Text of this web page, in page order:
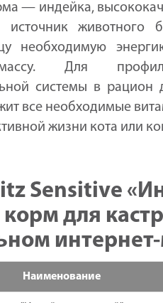
— индейка,
источник животного
необходимую
Для
системы в рацион
все необходимые
жизни кота или
Sensitive
для
Наименование